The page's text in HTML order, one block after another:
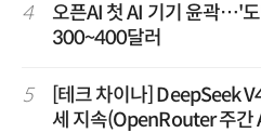
4
오픈AI 첫 AI 기기 윤곽…'
300~400달러
5
[테크 차이나] DeepSeek
세 지속(OpenRouter 주간